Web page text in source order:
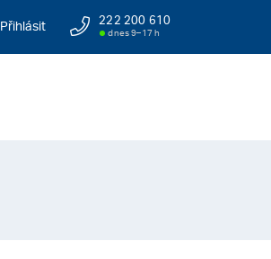
Přihlásit 222 200 610
dnes 9–17 h